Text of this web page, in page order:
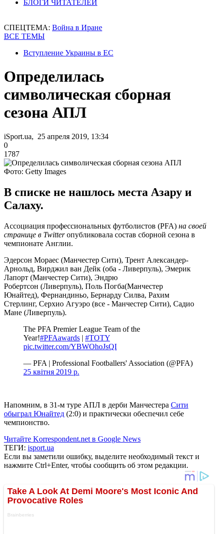
БЛОГИ ЧИТАТЕЛЕЙ
СПЕЦТЕМА: Война в Иране
ВСЕ ТЕМЫ
Вступление Украины в ЕС
Определилась
символическая сборная
сезона АПЛ
iSport.ua, 25 апреля 2019, 13:34
0
1787
Фото: Getty Images
В списке не нашлось места Азару и
Салаху.
Ассоциация профессиональных футболистов (PFA) на своей
странице в Twitterопубликовала состав сборной сезона в
чемпионате Англии.
Эдерсон Мораес (Манчестер Сити), Трент Александер-
Арнольд, Вирджил ван Дейк (оба - Ливерпуль), Эмерик
Лапорт (Манчестер Сити), Эндрю
Робертсон (Ливерпуль), Поль Погба(Манчестер
Юнайтед), Фернандиньо, Бернарду Силва, Рахим
Стерлинг, Серхио Агуэро (все - Манчестер Сити), Садио
Мане (Ливерпуль).
The PFA Premier League Team of the
Year!#PFAawards | #TOTY
pic.twitter.com/YBWOhoJsQI
— PFA | Professional Footballers' Association (@PFA)
25 квітня 2019 р.
Напомним, в 31-м туре АПЛ в дерби Манчестера Сити
обыграл Юнайтед (2:0) и практически обеспечил себе
чемпионство.
Читайте Korrespondent.net в Google News
ТЕГИ: isport.ua
Если вы заметили ошибку, выделите необходимый текст и
нажмите Ctrl+Enter, чтобы сообщить об этом редакции.